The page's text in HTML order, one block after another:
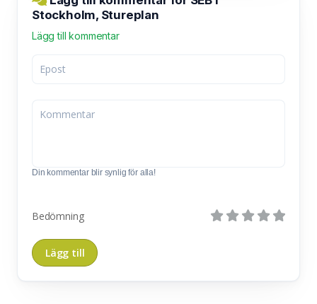
Stockholm, Stureplan
Lägg till kommentar
Din kommentar blir synlig för alla!
Bedömning